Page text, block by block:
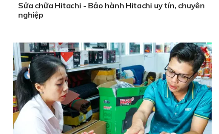
Sửa chữa Hitachi - Bảo hành Hitachi uy tín, chuyên
nghiệp